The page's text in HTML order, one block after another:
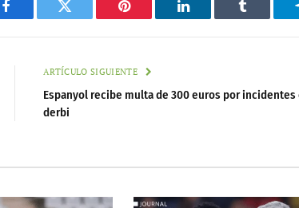
Facebook Twitter Pinterest LinkedIn Tumblr
ARTÍCULO SIGUIENTE
Espanyol recibe multa de 300 euros por incidentes
derbi